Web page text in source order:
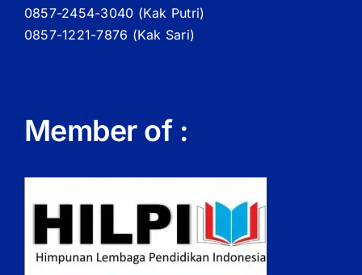
0857-2454-3040 (Kak Putri)
0857-1221-7876 (Kak Sari)
Member of :